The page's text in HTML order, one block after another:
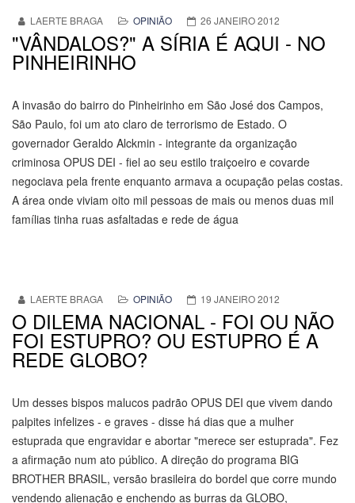
LAERTE BRAGA OPINIÃO 26 JANEIRO 2012
"VÂNDALOS?" A SÍRIA É AQUI - NO
PINHEIRINHO
A invasão do bairro do Pinheirinho em São José dos Campos,
São Paulo, foi um ato claro de terrorismo de Estado. O
governador Geraldo Alckmin - integrante da organização
criminosa OPUS DEI - fiel ao seu estilo traiçoeiro e covarde
negociava pela frente enquanto armava a ocupação pelas costas.
A área onde viviam oito mil pessoas de mais ou menos duas mil
famílias tinha ruas asfaltadas e rede de água
LAERTE BRAGA OPINIÃO 19 JANEIRO 2012
O DILEMA NACIONAL - FOI OU NÃO
FOI ESTUPRO? OU ESTUPRO É A
REDE GLOBO?
Um desses bispos malucos padrão OPUS DEI que vivem dando
palpites infelizes - e graves - disse há dias que a mulher
estuprada que engravidar e abortar "merece ser estuprada". Fez
a afirmação num ato público. A direção do programa BIG
BROTHER BRASIL, versão brasileira do bordel que corre mundo
vendendo alienação e enchendo as burras da GLOBO,